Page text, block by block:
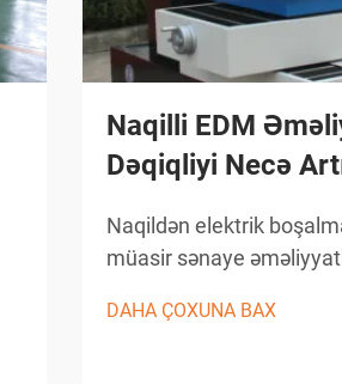
Naqilli EDM
Dəqiqliyi Necə
Naqildən elektrik
müasir sənaye
birini təmsil edir.
DAHA ÇOXUNA BAX